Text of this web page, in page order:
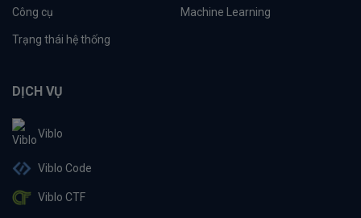
Công cụ Machine Learning
Trạng thái hệ thống
DỊCH VỤ
Viblo
Viblo Code
Viblo CTF